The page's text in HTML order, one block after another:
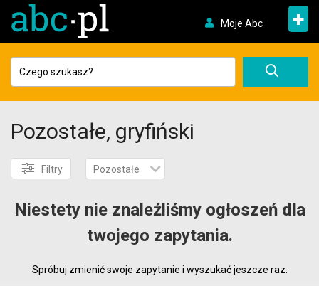
Moje Abc +
Pozostałe, gryfiński
Filtry Pozostałe
Niestety nie znaleźliśmy ogłoszeń dla
twojego zapytania.
Spróbuj zmienić swoje zapytanie i wyszukać jeszcze raz.